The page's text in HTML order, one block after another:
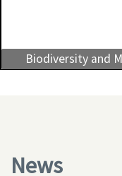
Biodiversity and
News